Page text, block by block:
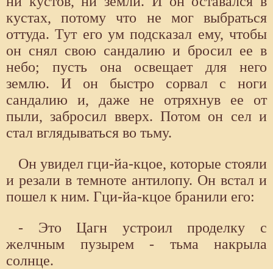
кустах, потому что не мог выбраться
оттуда. Тут его ум подсказал ему, чтобы
он снял свою сандалию и бросил ее в
небо; пусть она освещает для него
землю. И он быстро сорвал с ноги
сандалию и, даже не отряхнув ее от
пыли, забросил вверх. Потом он сел и
стал вглядываться во тьму.
Он увидел гци-йа-кцое, которые стояли
и резали в темноте антилопу. Он встал и
пошел к ним. Гци-йа-кцое бранили его:
- Это Цагн устроил проделку с
желчным пузырем - тьма накрыла
солнце.